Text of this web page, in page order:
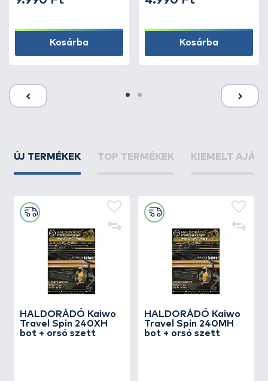
Kosárba Kosárba
ÚJ TERMÉKEK TOP TERMÉKEK KIEMELT
HALDORÁDÓ Kaiwo
Travel Spin 240XH
bot + orsó szett
HALDORÁDÓ Kaiwo
Travel Spin 240MH
bot + orsó szett